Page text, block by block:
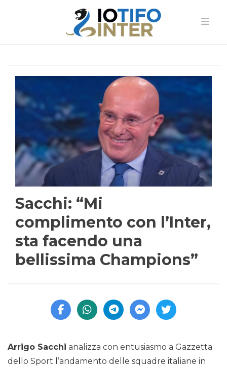
Sacchi: “Mi
complimento con l’Inter,
sta facendo una
bellissima Champions”
Arrigo Sacchi analizza con entusiasmo a Gazzetta
dello Sport l’andamento delle squadre italiane in